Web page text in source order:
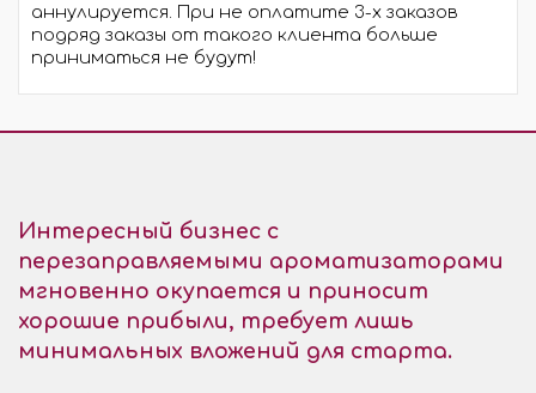
аннулируется. При не оплатите 3-х заказов
подряд заказы от такого клиента больше
приниматься не будут!
Интересный бизнес с
перезаправляемыми ароматизаторами
мгновенно окупается и приносит
хорошие прибыли, требует лишь
минимальных вложений для старта.